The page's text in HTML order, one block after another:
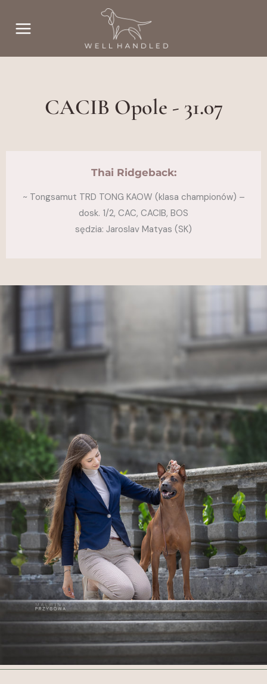
CACIB Opole - 31.07
Thai Ridgeback:
~ Tongsamut TRD TONG KAOW (klasa championów) –
dosk. 1/2, CAC, CACIB, BOS
sędzia: Jaroslav Matyas (SK)